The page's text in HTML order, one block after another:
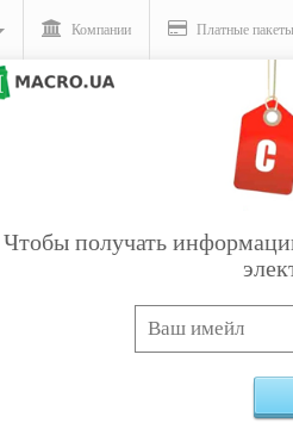
Компании Платные пакеты
Компании - Шведские
Чтобы получать